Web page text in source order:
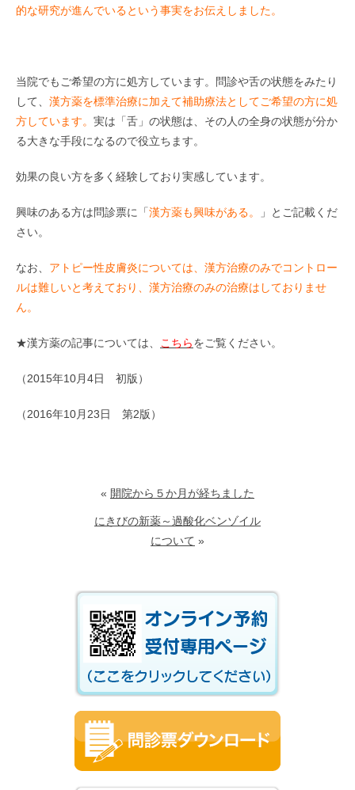
的な研究が進んでいるという事実をお伝えしました。
当院でもご希望の方に処方しています。問診や舌の状態をみたり
して、 漢方薬を標準治療に加えて補助療法としてご希望の方に処
方しています。 実は「舌」の状態は、その人の全身の状態が分か
る大きな手段になるので役立ちます。
効果の良い方を多く経験しており実感しています。
興味のある方は問診票に「漢方薬も興味がある。
」とご記載くだ
さい。
なお、 アトピー性皮膚炎については、漢方治療のみでコントロー
ルは難しいと考えており、漢方治療のみの治療はしておりませ
ん。
★漢方薬の記事については、 こちらをご覧ください。
（2015年10月4日 初版）
（2016年10月23日 第2版）
« 開院から５か月が経ちました
にきびの新薬～過酸化ベンゾイル
について »